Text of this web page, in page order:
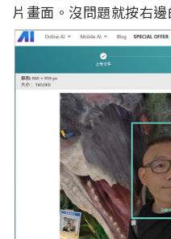
片畫面。沒問題就按右